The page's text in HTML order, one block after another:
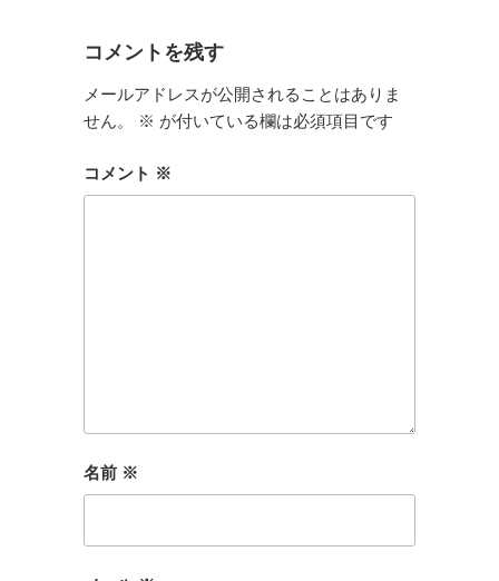
コメントを残す
メールアドレスが公開されることはありま
せん。
※ が付いている欄は必須項目です
コメント ※
名前 ※